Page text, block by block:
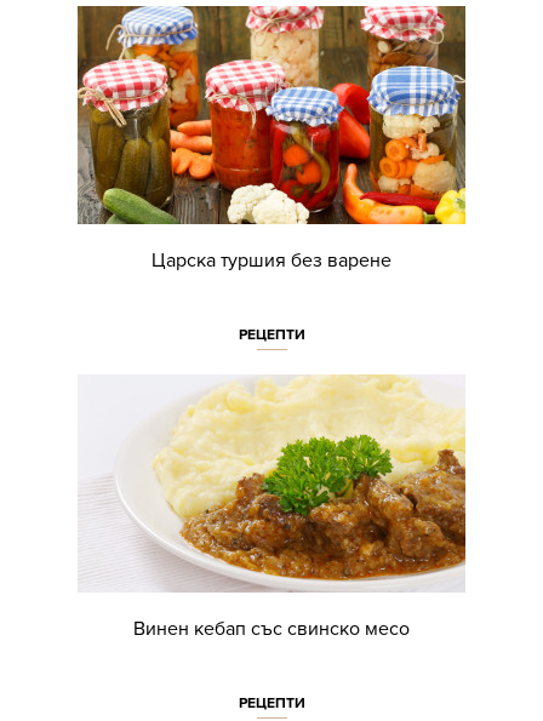
Царска туршия без варене
РЕЦЕПТИ
Винен кебап със свинско месо
РЕЦЕПТИ